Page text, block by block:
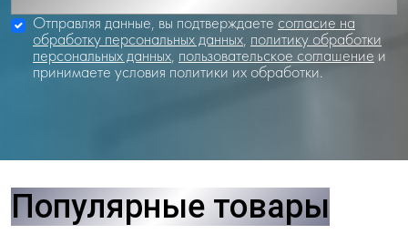
Отправляя данные, вы подтверждаете согласие на
обработку персональных данных, политику обработки
персональных данных, пользовательское соглашение и
принимаете условия политики их обработки.
Популярные товары